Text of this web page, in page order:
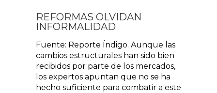
REFORMAS OLVIDAN
INFORMALIDAD
Fuente: Reporte Índigo. Aunque las
cambios estructurales han sido bien
recibidos por parte de los mercados,
los expertos apuntan que no se ha
hecho suficiente para combatir a este